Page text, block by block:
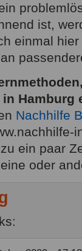
ist,
einmal
Hamburg
Nachhilfe
ein paar
oder